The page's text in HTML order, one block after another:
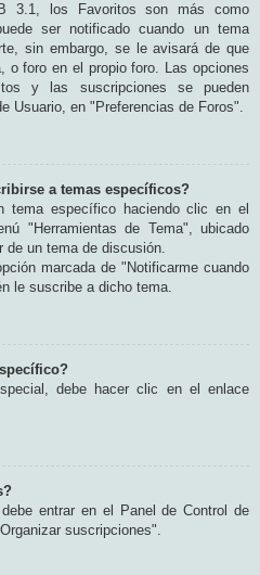
3.1, los Favoritos son más como
ser notificado cuando un tema
sin embargo, se le avisará de que
o foro en el propio foro. Las opciones
y las suscripciones se pueden
Usuario, en "Preferencias de Foros".
a temas específicos?
tema específico haciendo clic en el
"Herramientas de Tema", ubicado
de un tema de discusión.
marcada de "Notificarme cuando
le suscribe a dicho tema.
debe hacer clic en el enlace
entrar en el Panel de Control de
suscripciones".